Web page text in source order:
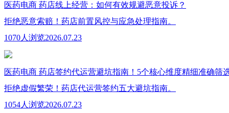
医药电商 药店线上经营：如何有效规避恶意投诉？
拒绝恶意索赔！药店前置风控与应急处理指南。
1070人浏览2026.07.23
医药电商 药店签约代运营避坑指南！5个核心维度精细准确筛
拒绝虚假繁荣！药店代运营签约五大避坑指南。
1054人浏览2026.07.23